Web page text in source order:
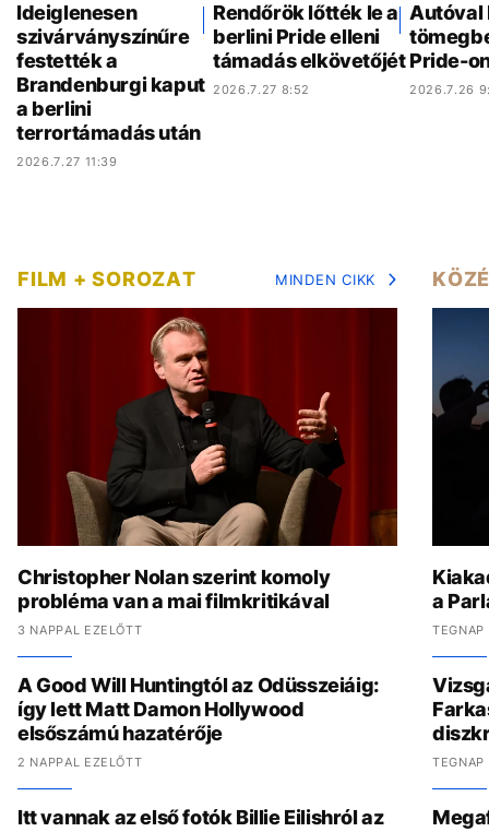
Ideiglenesen
szivárványszínűre
festették a
Brandenburgi kaput
a berlini
terrortámadás után
2026.7.27 11:39
Rendőrök lőtték le a
berlini Pride elleni
támadás elkövetőjét
2026.7.27 8:52
Autóval
Pride-
2026.7.26
FILM + SOROZAT MINDEN CIKK
Christopher Nolan szerint komoly
probléma van a mai filmkritikával
3 NAPPAL EZELŐTT
A Good Will Huntingtól az Odüsszeiáig:
így lett Matt Damon Hollywood
elsőszámú hazatérője
2 NAPPAL EZELŐTT
Itt vannak az első fotók Billie Eilishról az
a
TEGNAP